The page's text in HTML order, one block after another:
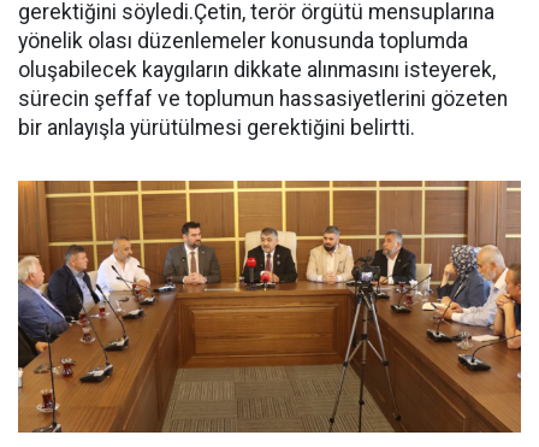
gerektiğini söyledi.Çetin, terör örgütü mensuplarına
yönelik olası düzenlemeler konusunda toplumda
oluşabilecek kaygıların dikkate alınmasını isteyerek,
sürecin şeffaf ve toplumun hassasiyetlerini gözeten
bir anlayışla yürütülmesi gerektiğini belirtti.